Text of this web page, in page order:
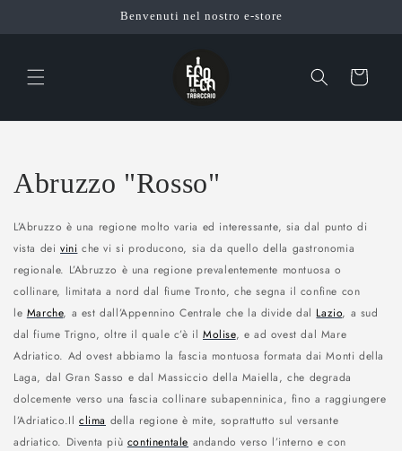
ai contenuti
Benvenuti nel nostro e-store
Carrello
C
o
l
l
e
z
i
o
Abruzzo "Rosso"
L’Abruzzo è una regione molto varia ed interessante, sia dal punto di
vista dei vini che vi si producono, sia da quello della gastronomia
regionale. L’Abruzzo è una regione prevalentemente montuosa o
collinare, limitata a nord dal fiume Tronto, che segna il confine con
le Marche, a est dall’Appennino Centrale che la divide dal Lazio, a sud
dal fiume Trigno, oltre il quale c’è ilMolise, e ad ovest dal Mare
Adriatico. Ad ovest abbiamo la fascia montuosa formata dai Monti della
Laga, dal Gran Sasso e dal Massiccio della Maiella, che degrada
dolcemente verso una fascia collinare subapenninica, fino a raggiungere
l’Adriatico.Il clima della regione è mite, soprattutto sul versante
adriatico. Diventa più continentale andando verso l’interno e con